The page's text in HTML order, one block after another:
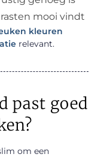
mooi vindt
kleuren
relevant.
past goed
om een